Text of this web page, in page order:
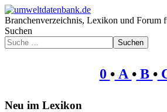
Branchenverzeichnis, Lexikon und Forum
Suchen
Suchen
0 •A •B •
Neu im Lexikon